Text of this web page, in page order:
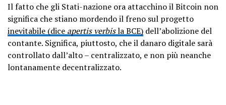
Il fatto che gli Stati-nazione ora attacchino il Bitcoin non
significa che stiano mordendo il freno sul progetto
inevitabile (dice apertis verbisla BCE) dell’abolizione del
contante. Significa, piuttosto, che il danaro digitale sarà
controllato dall’alto – centralizzato, e non più neanche
lontanamente decentralizzato.